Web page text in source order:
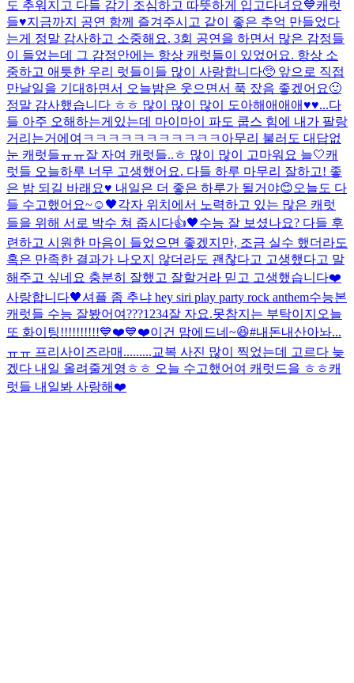
도 추워지고 다들 감기 조심하고 따뜻하게 입고다녀요💙캐럿
들♥️지금까지 공연 함께 즐겨주시고 같이 좋은 추억 만들었다
는게 정말 감사하고 소중해요. 3회 공연을 하면서 많은 감정들
이 들었는데 그 감정안에는 항상 캐럿들이 있었어요. 항상 소
중하고 애틋한 우리 럿들이들 많이 사랑합니다🥺 앞으로 직접
만날일을 기대하면서 오늘밤은 웃으면서 푹 잤음 좋겠어요🙂
정말 감사했습니다 ㅎㅎ 많이 많이 많이 도아해애애애♥️♥...다
들 아주 오해하는게있는데 마이마이 파도 쿱스 힘에 내가 팔랑
거리는거에여ㅋㅋㅋㅋㅋㅋㅋㅋㅋㅋㅋ 아무리 불러도 대답없
눈 캐럿들ㅠㅠ잘 자여 캐럿들..ㅎ 많이 많이 고마워요 늘🤍캐
럿들 오늘하루 너무 고생했어요. 다들 하루 마무리 잘하고! 좋
은 밤 되길 바래요♥️ 내일은 더 좋은 하루가 될거야😊오늘도 다
들 수고했어요~☺️ 🖤각자 위치에서 노력하고 있는 많은 캐럿
들을 위해 서로 박수 쳐 줍시다👍🖤수능 잘 보셨나요? 다들 후
련하고 시원한 마음이 들었으면 좋겠지만, 조금 실수 했더라도
혹은 만족한 결과가 나오지 않더라도 괜찮다고 고생했다고 말
해주고 싶네요 충분히 잘했고 잘할거라 믿고 고생했습니다❤️
사랑합니다🖤셔플 좀 추냐 hey siri play party rock anthem수능본
캐럿들 수능 잘봤어여???1234잘 자요.못참지는 부탁이지 오늘
또 화이팅!!!!!!!!!!💙❤️💙❤️이건 맘에드네~😆#내돈내산아놔...
ㅠㅠ 프리사이즈라매.........교복 사진 많이 찍었는데 고르다 늦
겠다 내일 올려줄게영ㅎㅎ 오늘 수고했어여 캐럿드을 ㅎㅎ캐
럿들 내일봐 사랑해❤️